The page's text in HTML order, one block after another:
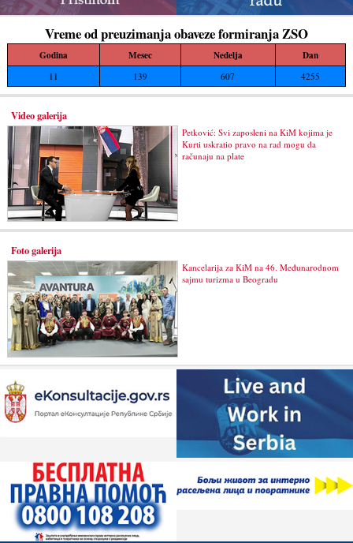
Vreme od preuzimanja obaveze formiranja ZSO
Godina Mesec Nedelja Dan
11 139 607 4255
Video galerija
Petković: Svi zaposleni na KiM kojima je
Kurti uskratio pravo na rad mogu da
računaju na plate
Foto galerija
Kancelarija za KiM na 46. Međunarodnom
sajmu turizma u Beogradu